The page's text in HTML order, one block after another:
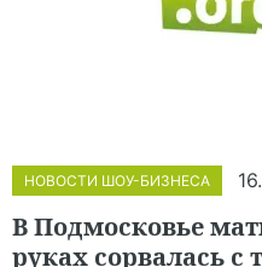
НОВОСТИ ШОУ-БИЗНЕСА
В Подмосковье
руках сорвалась с